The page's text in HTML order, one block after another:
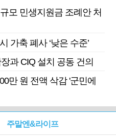
모 민생지원금 조례안 처
가축 폐사 ‘낮은 수준’
과 CIQ 설치 공동 건의
만 원 전액 삭감 '군민에
주말엔&라이프